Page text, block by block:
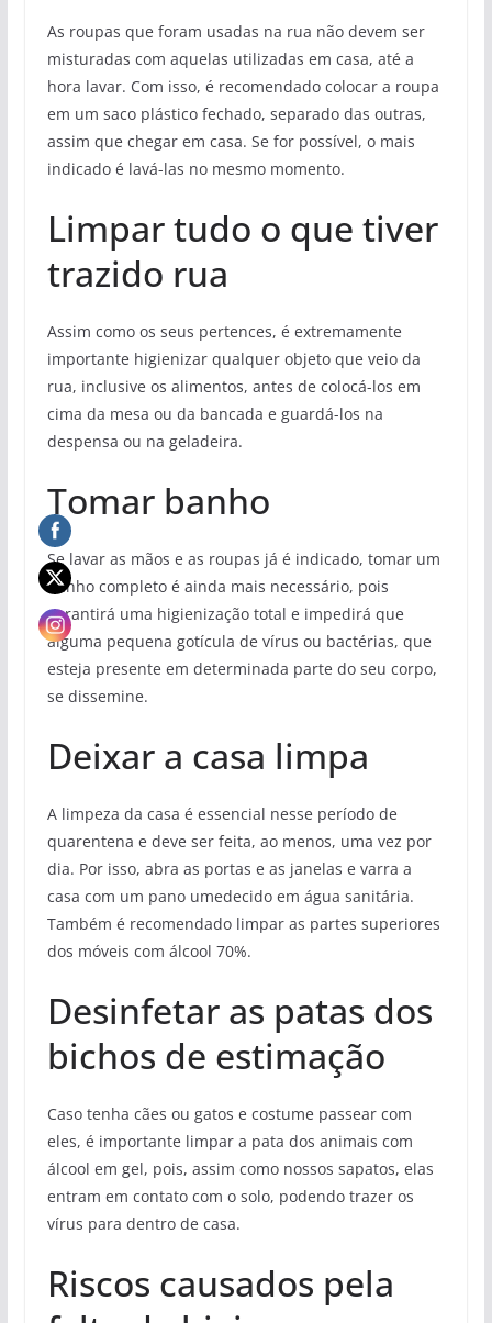
As roupas que foram usadas na rua não devem ser
misturadas com aquelas utilizadas em casa, até a
hora lavar. Com isso, é recomendado colocar a roupa
em um saco plástico fechado, separado das outras,
assim que chegar em casa. Se for possível, o mais
indicado é lavá-las no mesmo momento.
Limpar tudo o que tiver
trazido rua
Assim como os seus pertences, é extremamente
importante higienizar qualquer objeto que veio da
rua, inclusive os alimentos, antes de colocá-los em
cima da mesa ou da bancada e guardá-los na
despensa ou na geladeira.
Tomar banho
Se lavar as mãos e as roupas já é indicado, tomar um
banho completo é ainda mais necessário, pois
garantirá uma higienização total e impedirá que
alguma pequena gotícula de vírus ou bactérias, que
esteja presente em determinada parte do seu corpo,
se dissemine.
Deixar a casa limpa
A limpeza da casa é essencial nesse período de
quarentena e deve ser feita, ao menos, uma vez por
dia. Por isso, abra as portas e as janelas e varra a
casa com um pano umedecido em água sanitária.
Também é recomendado limpar as partes superiores
dos móveis com álcool 70%.
Desinfetar as patas dos
bichos de estimação
Caso tenha cães ou gatos e costume passear com
eles, é importante limpar a pata dos animais com
álcool em gel, pois, assim como nossos sapatos, elas
entram em contato com o solo, podendo trazer os
vírus para dentro de casa.
Riscos causados pela